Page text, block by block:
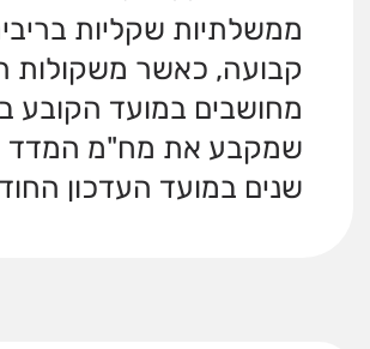
ממשלתיות שקליות
קבועה, כאשר משקולות
מחושבים במועד הקובע
שנים במועד העדכון